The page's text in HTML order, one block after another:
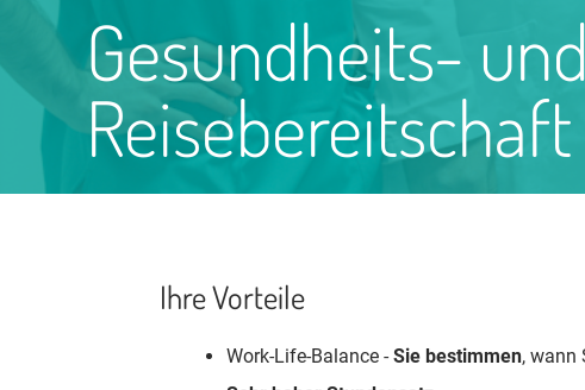
Gesundheits-
Ihre Vorteile
Work-Life-Balance -Sie bestimmen, wann